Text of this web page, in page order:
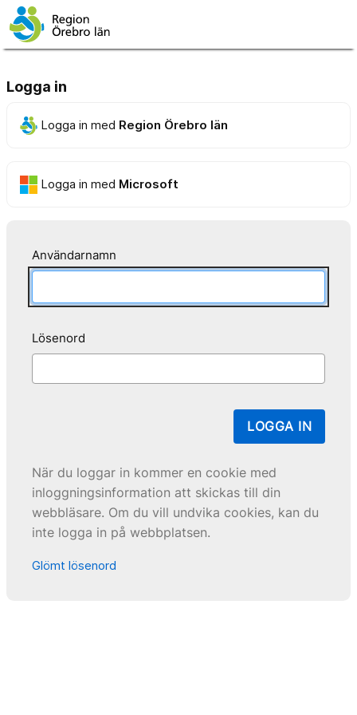
Logga in
Logga in med Region Örebro län
Logga in med Microsoft
Användarnamn
Lösenord
LOGGA IN
När du loggar in kommer en cookie med
inloggningsinformation att skickas till din
webbläsare. Om du vill undvika cookies, kan du
inte logga in på webbplatsen.
Glömt lösenord